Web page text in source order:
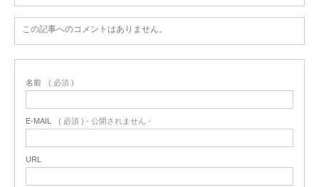
この記事へのコメントはありません。
名前 ( 必須 )
E-MAIL ( 必須 ) - 公開されません -
URL